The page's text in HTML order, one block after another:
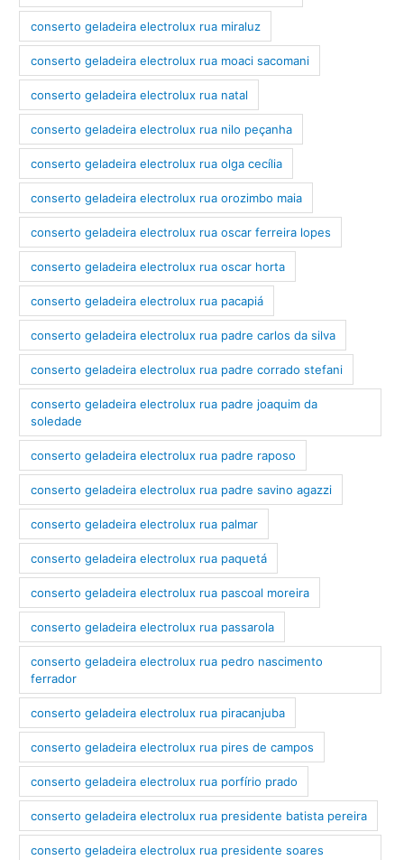
conserto geladeira electrolux rua miraluz
conserto geladeira electrolux rua moaci sacomani
conserto geladeira electrolux rua natal
conserto geladeira electrolux rua nilo peçanha
conserto geladeira electrolux rua olga cecília
conserto geladeira electrolux rua orozimbo maia
conserto geladeira electrolux rua oscar ferreira lopes
conserto geladeira electrolux rua oscar horta
conserto geladeira electrolux rua pacapiá
conserto geladeira electrolux rua padre carlos da silva
conserto geladeira electrolux rua padre corrado stefani
conserto geladeira electrolux rua padre joaquim da
soledade
conserto geladeira electrolux rua padre raposo
conserto geladeira electrolux rua padre savino agazzi
conserto geladeira electrolux rua palmar
conserto geladeira electrolux rua paquetá
conserto geladeira electrolux rua pascoal moreira
conserto geladeira electrolux rua passarola
conserto geladeira electrolux rua pedro nascimento
ferrador
conserto geladeira electrolux rua piracanjuba
conserto geladeira electrolux rua pires de campos
conserto geladeira electrolux rua porfírio prado
conserto geladeira electrolux rua presidente batista pereira
conserto geladeira electrolux rua presidente soares